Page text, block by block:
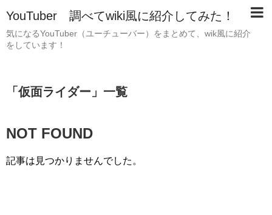
YouTuber 調べてwiki風に紹介してみた！
気になるYouTuber（ユーチューバー）をまとめて、wik風に紹介
をしています！
「仮面ライダー 」 一覧
NOT FOUND
記事は見つかりませんでした。